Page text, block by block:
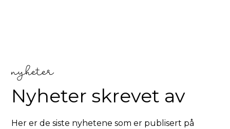
nyheter
Nyheter skrevet av
Her er de siste nyhetene som er publisert på